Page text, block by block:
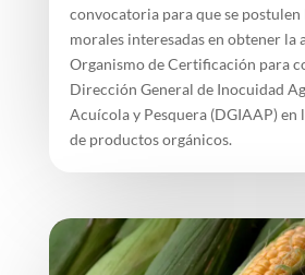
convocatoria para que se postulen
morales interesadas en obtener la
Organismo de Certificación para
Dirección General de Inocuidad
Acuícola y Pesquera (DGIAAP) en
de productos orgánicos.